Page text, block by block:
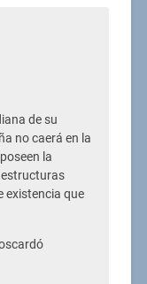
de su
no caerá en la
la
estructuras
existencia que